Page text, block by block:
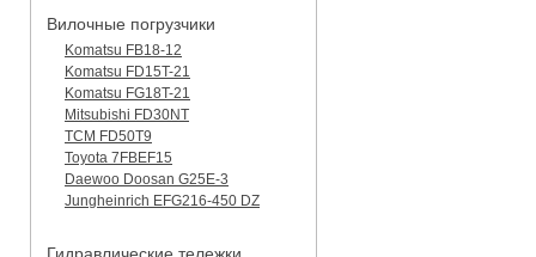
Вилочные погрузчики
Komatsu FB18-12
Komatsu FD15T-21
Komatsu FG18T-21
Mitsubishi FD30NT
TCM FD50T9
Toyota 7FBEF15
Daewoo Doosan G25E-3
Jungheinrich EFG216-450 DZ